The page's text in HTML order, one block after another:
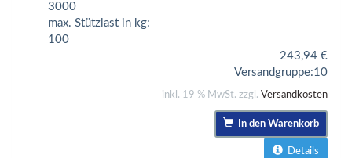
3000
max. Stützlast in kg:
100
243,94 €
Versandgruppe:10
inkl. 19 % MwSt. zzgl. Versandkosten
In den Warenkorb
Details